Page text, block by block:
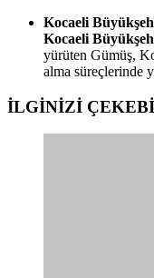
Kocaeli
Kocaeli
yürüten Gümüş,
alma süreçlerinde
İLGİNİZİ